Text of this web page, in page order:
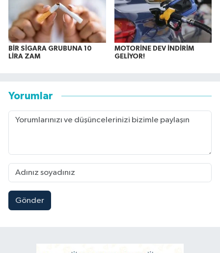
BİR SİGARA GRUBUNA 10
LİRA ZAM
MOTORİNE DEV İNDİRİM
GELİYOR!
Yorumlar
Gönder